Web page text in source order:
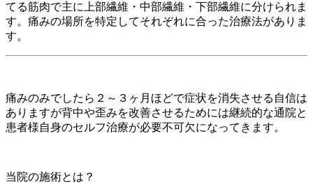
てる筋肉で主に上部繊維・中部繊維・下部繊維に分けられま
す。痛みの場所を特定してそれぞれに合った治療法がありま
す。
痛みのみでしたら２～３ヶ月ほどで症状を消失させる自信は
ありますが背中や歪みを改善させるためには継続的な通院と
患者様自身のセルフ治療が必要不可欠になってきます。
当院の施術とは？